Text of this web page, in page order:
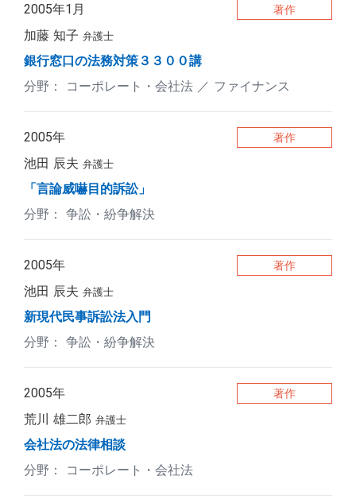
2005年1月 著作
加藤 知子 弁護士
銀行窓口の法務対策３３００講
コーポレート・会社法
ファイナンス
2005年 著作
池田 辰夫 弁護士
「言論威嚇目的訴訟」
争訟・紛争解決
2005年 著作
池田 辰夫 弁護士
新現代民事訴訟法入門
争訟・紛争解決
2005年 著作
荒川 雄二郎 弁護士
会社法の法律相談
コーポレート・会社法